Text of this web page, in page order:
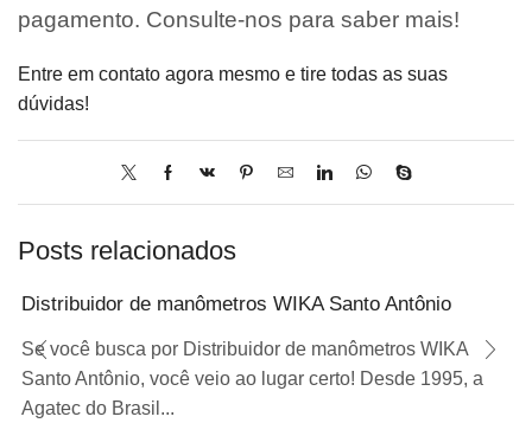
pagamento. Consulte-nos para saber mais!
Entre em contato agora mesmo e tire todas as suas
dúvidas!
Posts relacionados
Distribuidor de manômetros WIKA Santo Antônio
Se você busca por Distribuidor de manômetros WIKA
Santo Antônio, você veio ao lugar certo! Desde 1995, a
Agatec do Brasil...